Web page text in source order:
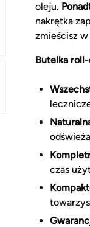
oleju.
nakrętka
zmieścisz
Butelka
czas